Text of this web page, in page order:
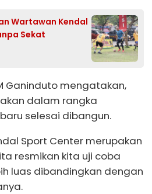
Wartawan Kendal
Sekat
Ganinduto mengatakan,
dalam rangka
selesai dibangun.
Sport Center merupakan
resmikan kita uji coba
luas dibandingkan dengan